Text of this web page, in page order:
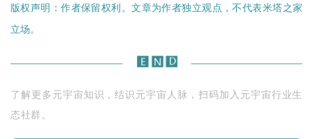
版权声明：作者保留权利。文章为作者独立观点，不代表米塔之家
立场。
了解更多元宇宙知识，结识元宇宙人脉，扫码加入元宇宙行业生
态社群。